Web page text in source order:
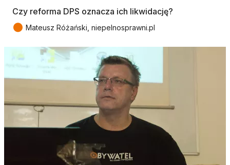
Czy reforma DPS oznacza ich likwidację?
● Mateusz Różański, niepelnosprawni.pl